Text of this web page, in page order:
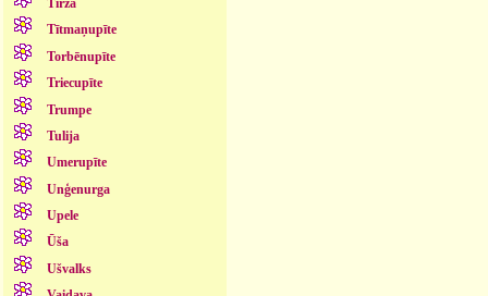
Tirza
Tītmaņupīte
Torbēnupīte
Triecupīte
Trumpe
Tulija
Umerupīte
Unģenurga
Upele
Ūša
Ušvalks